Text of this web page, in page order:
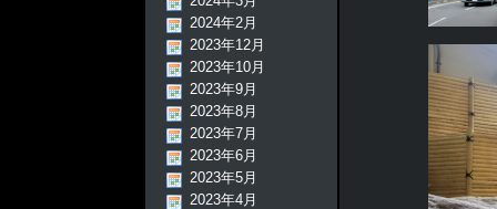
2024年2月
2023年12月
2023年10月
2023年9月
2023年8月
2023年7月
2023年6月
2023年5月
2023年4月